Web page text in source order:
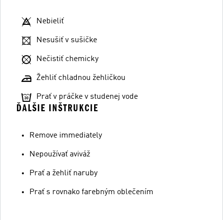
Nebieliť
Nesušiť v sušičke
Nečistiť chemicky
Žehliť chladnou žehličkou
Prať v práčke v studenej vode
ĎALŠIE INŠTRUKCIE
Remove immediately
Nepoužívať aviváž
Prať a žehliť naruby
Prať s rovnako farebným oblečením